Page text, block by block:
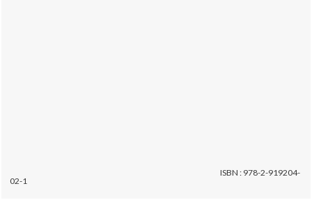
ISBN : 978-2-919204-
02-1